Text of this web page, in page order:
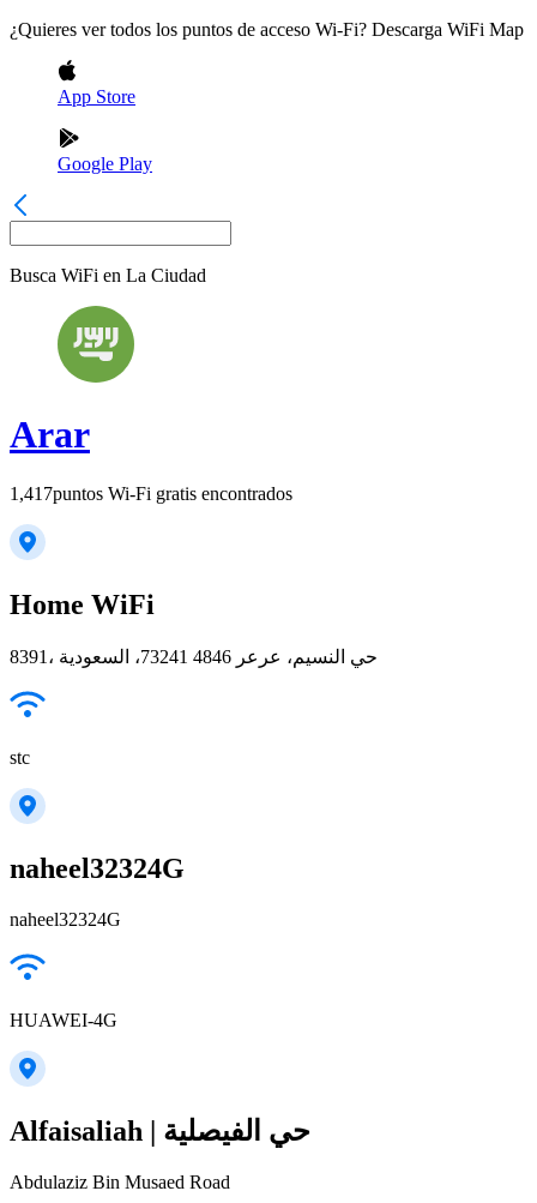
¿Quieres ver todos los puntos de acceso Wi-Fi? Descarga WiFi Map
App Store
Google Play
Busca WiFi en La Ciudad
Arar
1,417puntos Wi-Fi gratis encontrados
Home WiFi
8391، حي النسيم، عرعر 73241 4846، السعودية
stc
naheel32324G
naheel32324G
HUAWEI-4G
Alfaisaliah | حي الفيصلية
Abdulaziz Bin Musaed Road